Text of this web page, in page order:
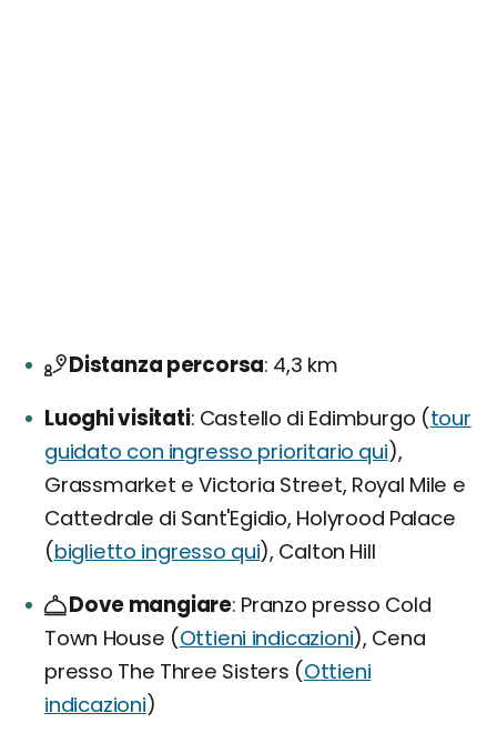
Distanza percorsa 4,3 km
Luoghi visitati Castello di Edimburgo (tour
guidato con ingresso prioritario qui),
Grassmarket e Victoria Street, Royal Mile e
Cattedrale di Sant'Egidio, Holyrood Palace
(biglietto ingresso qui), Calton Hill
Dove mangiare Pranzo presso Cold
Town House (Ottieni indicazioni), Cena
presso The Three Sisters (Ottieni
indicazioni)